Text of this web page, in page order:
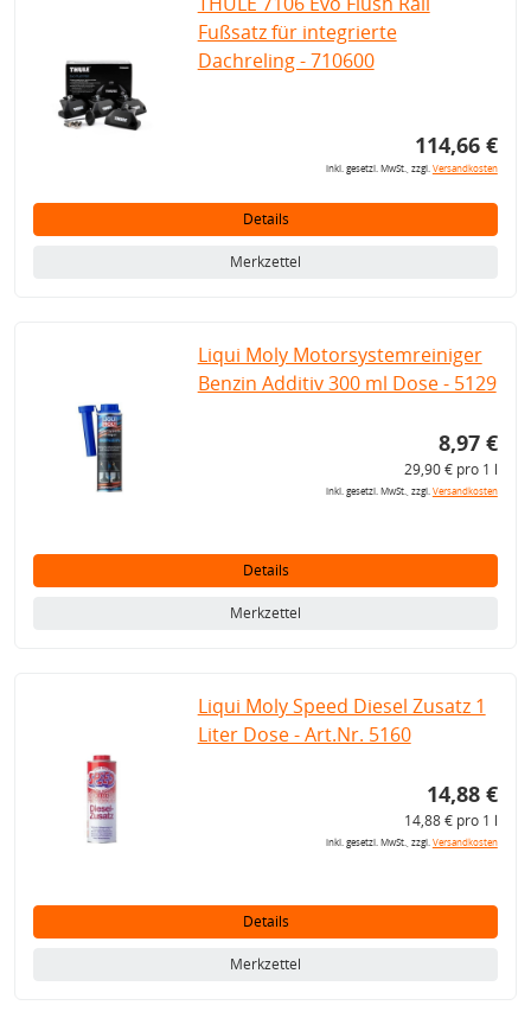
Fußsatz für integrierte
Dachreling - 710600
114,66 €
inkl. gesetzl. MwSt., zzgl.Versandkosten
Details
Merkzettel
Liqui Moly Motorsystemreiniger
Benzin Additiv 300 ml Dose - 5129
8,97 €
29,90 € pro 1 l
inkl. gesetzl. MwSt., zzgl.Versandkosten
Details
Merkzettel
Liqui Moly Speed Diesel Zusatz 1
Liter Dose - Art.Nr. 5160
14,88 €
14,88 € pro 1 l
inkl. gesetzl. MwSt., zzgl.Versandkosten
Details
Merkzettel